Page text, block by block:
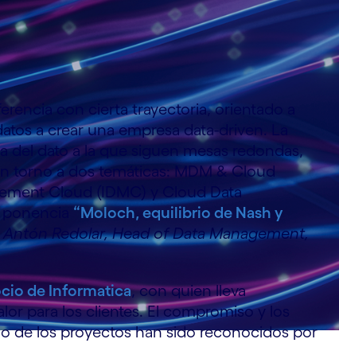
con cierta trayectoria, orientado a
a crear una empresa data-driven. La
del dato a la que siguen mesas redondas,
torno a dos temáticas: MDM & Cloud
Cloud (IDMC) y Cloud Data
“Moloch, equilibrio de Nash y
Antón Redolar, Head of Data Management,
de Informatica, con quien lleva
para los clientes. El compromiso y los
de los proyectos han sido reconocidos por